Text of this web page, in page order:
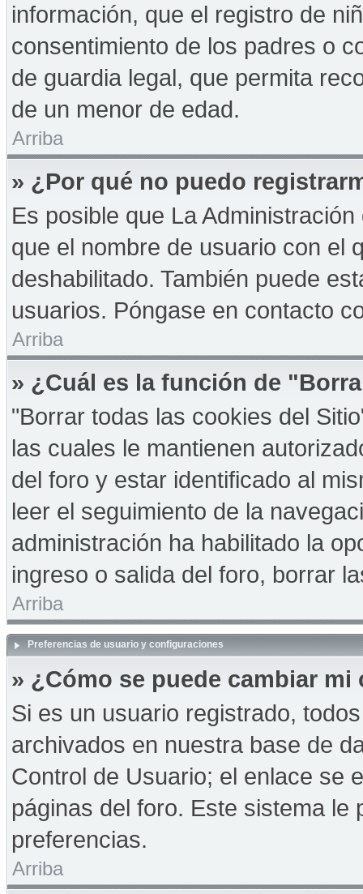
información, que el registro de
consentimiento de los padres o
de guardia legal, que permita
de un menor de edad.
Arriba
» ¿Por qué no puedo
Es posible que La
que el nombre de usuario con el
deshabilitado. También puede
usuarios. Póngase en contacto
Arriba
» ¿Cuál es la función de
"Borrar todas las cookies del
las cuales le mantienen
del foro y estar identificado al
leer el seguimiento de la
administración ha habilitado la
ingreso o salida del foro, borrar
Arriba
Preferencias de usuario y configuraciones
» ¿Cómo se puede cambiar
Si es un usuario registrado,
archivados en nuestra base de
Control de Usuario; el enlace se
páginas del foro. Este sistema
preferencias.
Arriba